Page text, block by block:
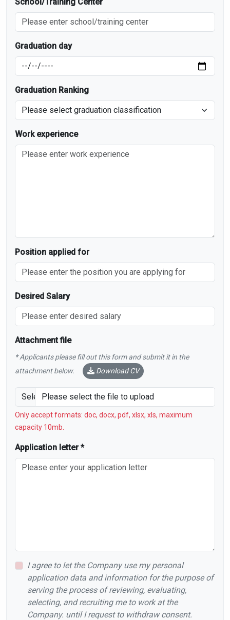
Graduation day
Graduation Ranking
Work experience
Position applied for
Desired Salary
Attachment file
* Applicants please fill out this form and submit it in the
attachment below.
Download CV
Select CV file
Please select the file to upload
Only accept formats: doc, docx, pdf, xlsx, xls, maximum
capacity 10mb.
Application letter *
I agree to let the Company use my personal
application data and information for the purpose of
serving the process of reviewing, evaluating,
selecting, and recruiting me to work at the
Company. until I request to withdraw consent.